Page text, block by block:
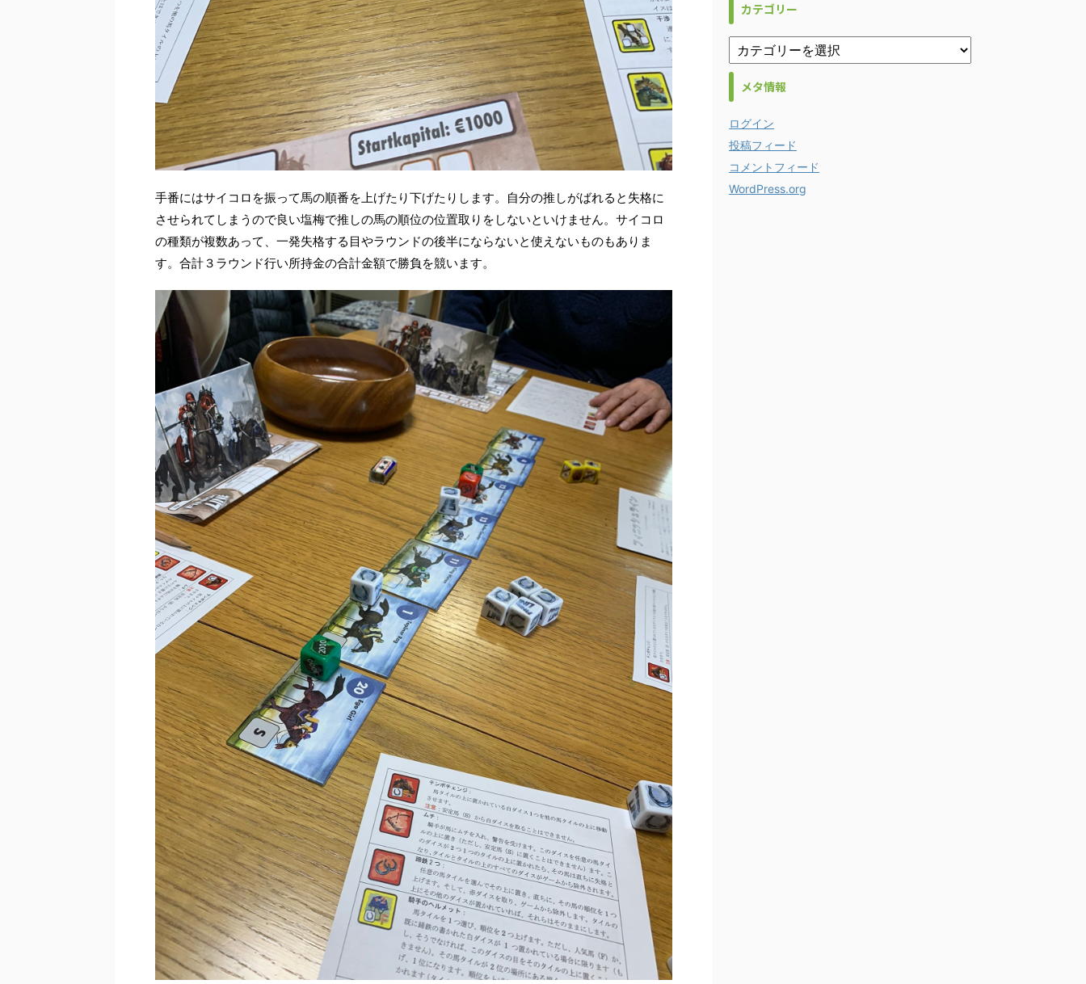
手番にはサイコロを振って馬の順番を上げたり下げたりします。自分の推しがばれると失格に
させられてしまうので良い塩梅で推しの馬の順位の位置取りをしないといけません。サイコロ
の種類が複数あって、一発失格する目やラウンドの後半にならないと使えないものもありま
す。合計３ラウンド行い所持金の合計金額で勝負を競います。
カテゴリー
メタ情報
ログイン
投稿フィード
コメントフィード
WordPress.org